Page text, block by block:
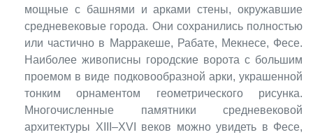
мощные с башнями и арками стены, окружавшие
средневековые города. Они сохранились полностью
или частично в Марракеше, Рабате, Мекнесе, Фесе.
Наиболее живописны городские ворота с большим
проемом в виде подковообразной арки, украшенной
тонким орнаментом геометрического рисунка.
Многочисленные памятники средневековой
архитектуры XIII–XVI веков можно увидеть в Фесе,